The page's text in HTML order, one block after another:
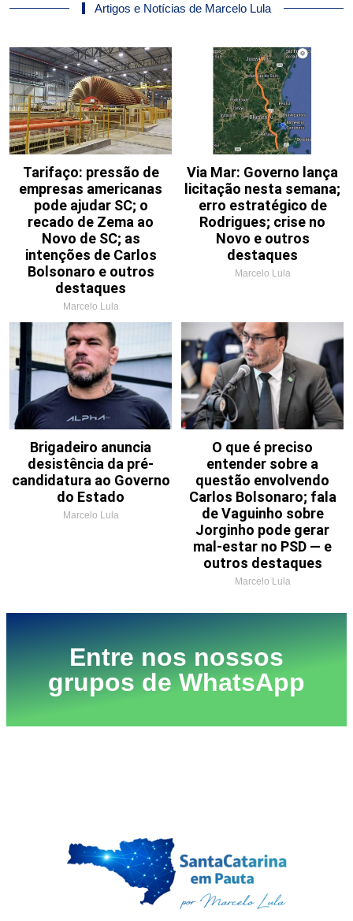
Artigos e Notícias de Marcelo Lula
Tarifaço: pressão de
empresas americanas
pode ajudar SC; o
recado de Zema ao
Novo de SC; as
intenções de Carlos
Bolsonaro e outros
destaques
Marcelo Lula
Via Mar: Governo lança
licitação nesta semana;
erro estratégico de
Rodrigues; crise no
Novo e outros
destaques
Marcelo Lula
Brigadeiro anuncia
desistência da pré-
candidatura ao Governo
do Estado
Marcelo Lula
O que é preciso
entender sobre a
questão envolvendo
Carlos Bolsonaro; fala
de Vaguinho sobre
Jorginho pode gerar
mal-estar no PSD — e
outros destaques
Marcelo Lula
Entre nos nossos
grupos de WhatsApp